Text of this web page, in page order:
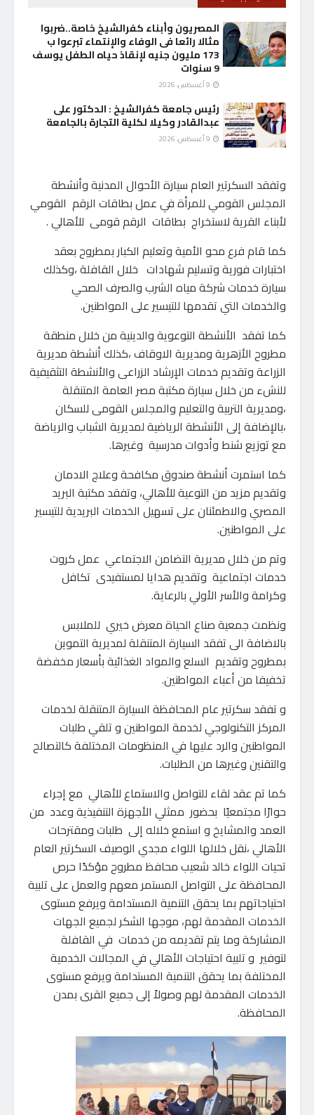
المصريون وأبناء كفرالشيخ خاصة..ضربوا
مثالا رائعا فى الوفاء والإنتماء تبرعوا ب
173 مليون جنيه لإنقاذ حياه الطفل يوسف
9 سنوات
رئيس جامعة كفرالشيخ : الدكتور على
عبدالقادر وكيلا لكلية التجارة بالجامعة
وتفقد السكرتير العام سيارة الأحوال المدنية وأنشطة
المجلس القومي للمرأة في عمل بطاقات الرقم القومي
لأبناء القرية لاستخراج بطاقات الرقم قومى للأهالي .
كما قام فرع محو الأمية وتعليم الكبار بمطروح بعقد
اختبارات فورية وتسليم شهادات خلال القافلة ،وكذلك
سيارة خدمات شركة مياه الشرب والصرف الصحي
والخدمات التي تقدمها للتيسير على المواطنين.
كما تفقد الأنشطة التوعوية والدينية من خلال منطقة
مطروح الأزهرية ومديرية الاوقاف ،كذلك أنشطة مديرية
الزراعة وتقديم خدمات الإرشاد الزراعى والأنشطة التثقيفية
للنشء من خلال سيارة مكتبة مصر العامة المتنقلة
،ومديرية التربية والتعليم والمجلس القومى للسكان
،بالإضافة إلى الأنشطة الرياضية لمديرية الشباب والرياضة
مع توزيع شنط وأدوات مدرسية وغيرها.
كما استمرت أنشطة صندوق مكافحة وعلاج الادمان
وتقديم مزيد من التوعية للأهالي، وتفقد مكتبة البريد
المصري والاطمئنان على تسهيل الخدمات البريدية للتيسير
على المواطنين.
وتم من خلال مديرية التضامن الاجتماعي عمل كروت
خدمات اجتماعية وتقديم هدايا لمستفيدى تكافل
وكرامة والأسر الأولي بالرعاية.
ونظمت جمعية صناع الحياة معرض خيري للملابس
بالاضافة الى تفقد السيارة المتنقلة لمديرية التموين
بمطروح وتقديم السلع والمواد الغذائية بأسعار مخفضة
تخفيفا من أعباء المواطنين.
و تفقد سكرتير عام المحافظة السيارة المتنقلة لخدمات
المركز التكنولوجي لخدمة المواطنين و تلقي طلبات
المواطنين والرد عليها في المنظومات المختلفة كالتصالح
والتقنين وغيرها من الطلبات.
كما تم عقد لقاء للتواصل والاستماع للأهالي مع إجراء
حوارًا مجتمعيًا بحضور ممثلي الأجهزة التنفيذية وعدد من
العمد والمشايخ و استمع خلاله إلى طلبات ومقترحات
الأهالي ،نقل خلالها اللواء مجدي الوصيف السكرتير العام
تحيات اللواء خالد شعيب محافظ مطروح مؤكدًا حرص
المحافظة على التواصل المستمر معهم والعمل على تلبية
احتياجاتهم بما يحقق التنمية المستدامة ويرفع مستوى
الخدمات المقدمة لهم، موجها الشكر لجميع الجهات
المشاركة وما يتم تقديمه من خدمات في القافلة
لتوفير و تلبية احتياجات الأهالي في المجالات الخدمية
المختلفة بما يحقق التنمية المستدامة ويرفع مستوى
الخدمات المقدمة لهم وصولاً إلى جميع القرى بمدن
المحافظة.